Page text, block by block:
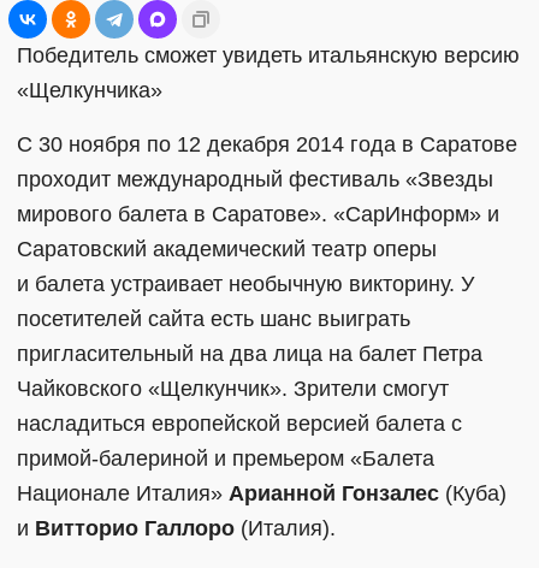
Победитель сможет увидеть итальянскую версию
«Щелкунчика»
С 30 ноября по 12 декабря 2014 года в Саратове
проходит международный фестиваль «Звезды
мирового балета в Саратове». «СарИнформ» и
Саратовский академический театр оперы
и балета устраивает необычную викторину. У
посетителей сайта есть шанс выиграть
пригласительный на два лица на балет Петра
Чайковского «Щелкунчик». Зрители смогут
насладиться европейской версией балета с
примой-балериной и премьером «Балета
Национале Италия» Арианной Гонзалес (Куба)
и Витторио Галлоро (Италия).